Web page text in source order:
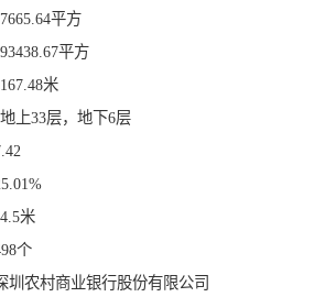
平方
平方
米
上33层，地下6层
米
个
圳农村商业银行股份有限公司